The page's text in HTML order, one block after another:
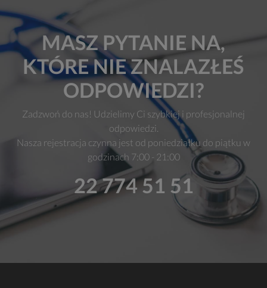
MASZ PYTANIE NA,
KTÓRE NIE ZNALAZŁEŚ
ODPOWIEDZI?
Zadzwoń do nas! Udzielimy Ci szybkiej i profesjonalnej
odpowiedzi.
Nasza rejestracja czynna jest od poniedziałku do piątku w
godzinach 7:00 - 21:00
22 774 51 51